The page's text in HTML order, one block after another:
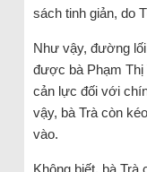
sách tinh giản, do
Như vậy, đường lối
được bà Phạm Thị
cản lực đối với
vậy, bà Trà còn
vào.
Không biết, bà Trà